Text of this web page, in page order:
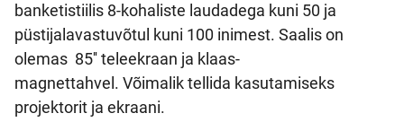
banketistiilis 8-kohaliste laudadega kuni 50 ja
püstijalavastuvõtul kuni 100 inimest. Saalis on
olemas 85'' teleekraan ja klaas-
magnettahvel. Võimalik tellida kasutamiseks
projektorit ja ekraani.